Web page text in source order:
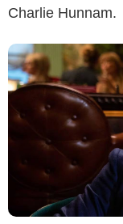
Charlie Hunnam.